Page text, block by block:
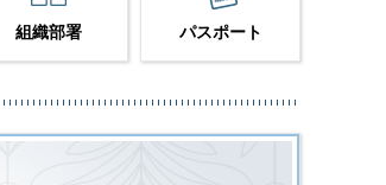
組織部署 パスポート